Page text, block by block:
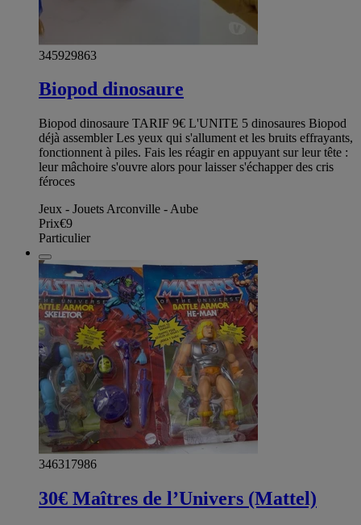
345929863
Biopod dinosaure
Biopod dinosaure TARIF 9€ L'UNITE 5 dinosaures Biopod
déjà assembler Les yeux qui s'allument et les bruits effrayants,
fonctionnent à piles. Fais les réagir en appuyant sur leur tête :
leur mâchoire s'ouvre alors pour laisser s'échapper des cris
féroces
Jeux - Jouets Arconville - Aube
Prix€9
Particulier
346317986
30€ Maîtres de l’Univers (Mattel)